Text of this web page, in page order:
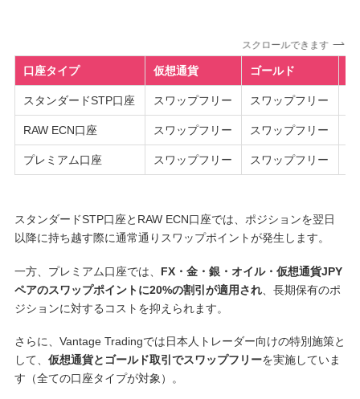
スクロールできます
口座タイプ 仮想通貨 ゴールド
スタンダードSTP口座 スワップフリー スワップフリー
RAW ECN口座 スワップフリー スワップフリー
プレミアム口座 スワップフリー スワップフリー
スタンダードSTP口座とRAW ECN口座では、ポジションを翌日
以降に持ち越す際に通常通りスワップポイントが発生します。
一方、プレミアム口座では、 FX・金・銀・オイル・仮想通貨JPY
ペアのスワップポイントに20%の割引が適用され、長期保有のポ
ジションに対するコストを抑えられます。
さらに、Vantage Tradingでは日本人トレーダー向けの特別施策と
して、 仮想通貨とゴールド取引でスワップフリーを実施していま
す（全ての口座タイプが対象）。